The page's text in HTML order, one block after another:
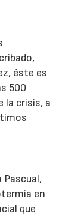
éste es
500
la crisis, a
en
que